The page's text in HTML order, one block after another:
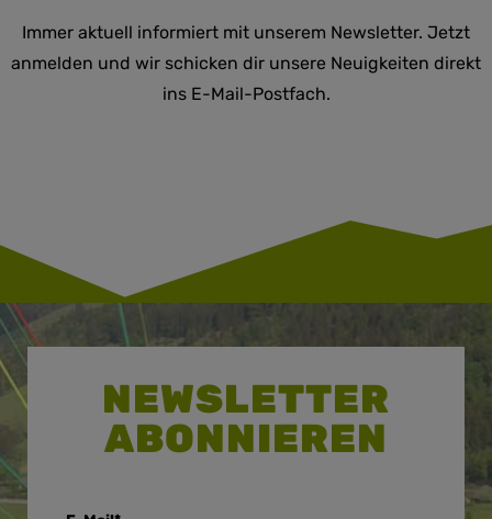
Immer aktuell informiert mit unserem Newsletter. Jetzt
anmelden und wir schicken dir unsere Neuigkeiten direkt
ins E-Mail-Postfach.
NEWSLETTER
ABONNIEREN